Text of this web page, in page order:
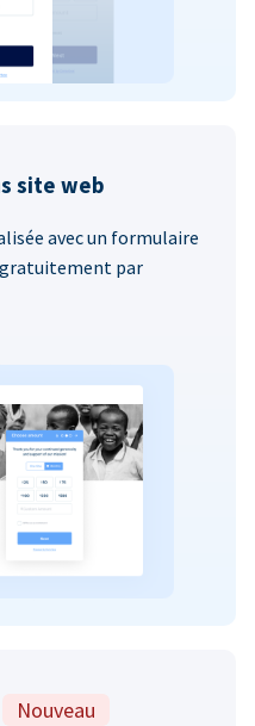
site web
avec un formulaire
gratuitement par
Nouveau